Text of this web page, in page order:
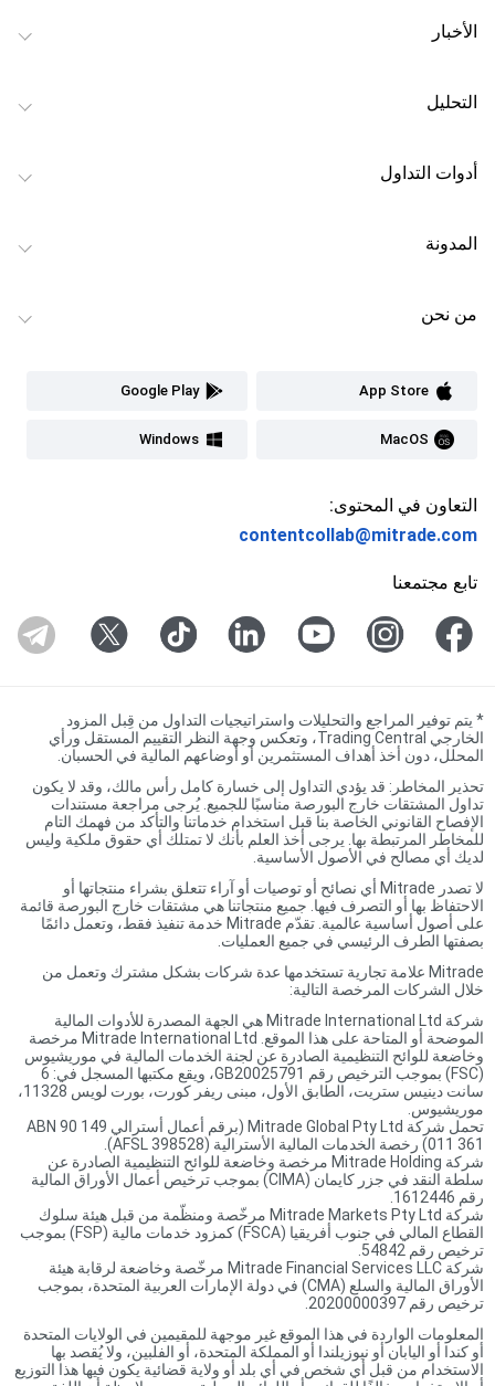
الأخبار
التحليل
أدوات التداول
المدونة
من نحن
App Store
Google Play
MacOS
Windows
التعاون في المحتوى:
contentcollab@mitrade.com
تابع مجتمعنا
* يتم توفير المراجع والتحليلات واستراتيجيات التداول من قِبل المزود
الخارجي Trading Central، وتعكس وجهة النظر التقييم المستقل ورأي
المحلل، دون أخذ أهداف المستثمرين أو أوضاعهم المالية في الحسبان.
تحذير المخاطر: قد يؤدي التداول إلى خسارة كامل رأس مالك، وقد لا يكون
تداول المشتقات خارج البورصة مناسبًا للجميع. يُرجى مراجعة مستندات
الإفصاح القانوني الخاصة بنا قبل استخدام خدماتنا والتأكد من فهمك التام
للمخاطر المرتبطة بها. يرجى أخذ العلم بأنك لا تمتلك أي حقوق ملكية وليس
لديك أي مصالح في الأصول الأساسية.
لا تصدر Mitrade أي نصائح أو توصيات أو آراء تتعلق بشراء منتجاتها أو
الاحتفاظ بها أو التصرف فيها. جميع منتجاتنا هي مشتقات خارج البورصة قائمة
على أصول أساسية عالمية. تقدّم Mitrade خدمة تنفيذ فقط، وتعمل دائمًا
بصفتها الطرف الرئيسي في جميع العمليات.
Mitrade علامة تجارية تستخدمها عدة شركات بشكل مشترك وتعمل من
خلال الشركات المرخصة التالية:
شركة Mitrade International Ltd هي الجهة المصدرة للأدوات المالية
الموضحة أو المتاحة على هذا الموقع. Mitrade International Ltd مرخصة
وخاضعة للوائح التنظيمية الصادرة عن لجنة الخدمات المالية في موريشيوس
(FSC) بموجب الترخيص رقم GB20025791، ويقع مكتبها المسجل في: 6
سانت دينيس ستريت، الطابق الأول، مبنى ريفر كورت، بورت لويس 11328،
موريشيوس.
تحمل شركة Mitrade Global Pty Ltd (برقم أعمال أسترالي ABN 90 149
011 361) رخصة الخدمات المالية الأسترالية (AFSL 398528).
شركة Mitrade Holding مرخصة وخاضعة للوائح التنظيمية الصادرة عن
سلطة النقد في جزر كايمان (CIMA) بموجب ترخيص أعمال الأوراق المالية
رقم 1612446.
شركة Mitrade Markets Pty Ltd مرخّصة ومنظّمة من قبل هيئة سلوك
القطاع المالي في جنوب أفريقيا (FSCA) كمزود خدمات مالية (FSP) بموجب
ترخيص رقم 54842.
شركة Mitrade Financial Services LLC مرخّصة وخاضعة لرقابة هيئة
الأوراق المالية والسلع (CMA) في دولة الإمارات العربية المتحدة، بموجب
ترخيص رقم 20200000397.
المعلومات الواردة في هذا الموقع غير موجهة للمقيمين في الولايات المتحدة
أو كندا أو اليابان أو نيوزيلندا أو المملكة المتحدة، أو الفلبين، ولا يُقصد بها
الاستخدام من قبل أي شخص في أي بلد أو ولاية قضائية يكون فيها هذا التوزيع